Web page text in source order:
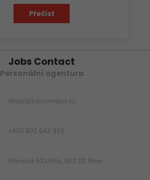
Přečíst
Jobs Contact
Personální agentura
dotaz@jobscontact.cz
+420 602 642 915
Křenová 531/69a, 602 00 Brno